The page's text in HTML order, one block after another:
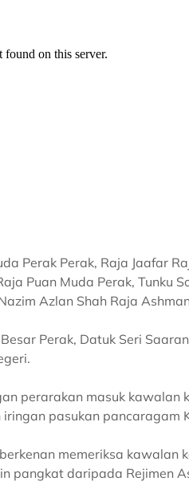
Perak Perak, Raja Jaafar
Puan Muda Perak, Tunku
Azlan Shah Raja
Perak, Datuk Seri
perarakan masuk kawalan
pasukan pancaragam
memeriksa
pangkat daripada Rejimen